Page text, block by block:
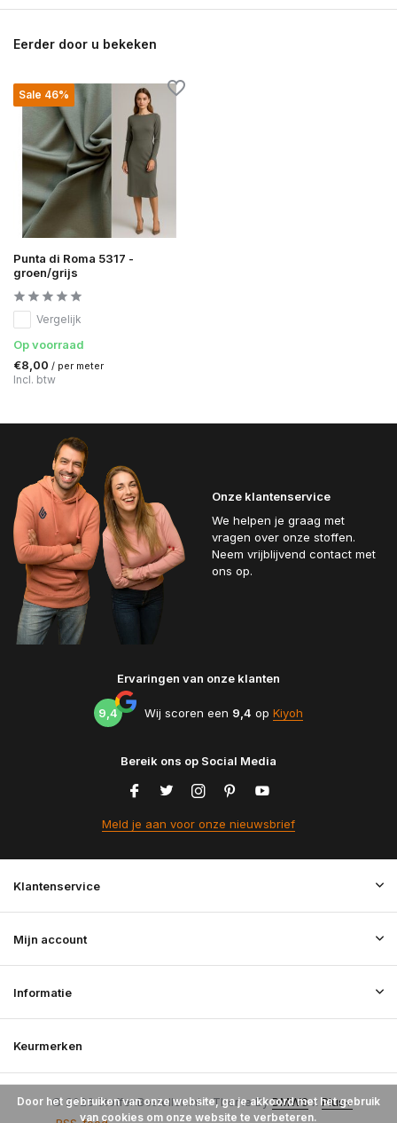
Eerder door u bekeken
Sale 46%
Punta di Roma 5317 -
groen/grijs
Vergelijk
Op voorraad
€8,00 / per meter
Incl. btw
Onze klantenservice
We helpen je graag met
vragen over onze stoffen.
Neem vrijblijvend contact met
ons op.
Ervaringen van onze klanten
9,4 Wij scoren een 9,4 op Kiyoh
Bereik ons op Social Media
Meld je aan voor onze nieuwsbrief
Klantenservice
Mijn account
Informatie
Keurmerken
© 2026 StoffenBestellen.nl - Theme ByDMWSxPlus+
Door het gebruiken van onze website, ga je akkoord met het gebruik
van cookies om onze website te verbeteren.